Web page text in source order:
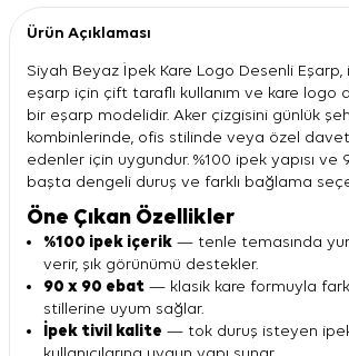
Ürün Açıklaması
Siyah Beyaz İpek Kare Logo Desenli Eşarp,
eşarp için çift taraflı kullanım ve kare logo
bir eşarp modelidir. Aker çizgisini günlük
kombinlerinde, ofis stilinde veya özel
edenler için uygundur. %100 ipek yapısı ve
başta dengeli duruş ve farklı bağlama
Öne Çıkan Özellikler
%100 ipek içerik — tenle temasında
verir, şık görünümü destekler.
90 x 90 ebat — klasik kare formuyla
stillerine uyum sağlar.
İpek tivil kalite — tok duruş isteyen